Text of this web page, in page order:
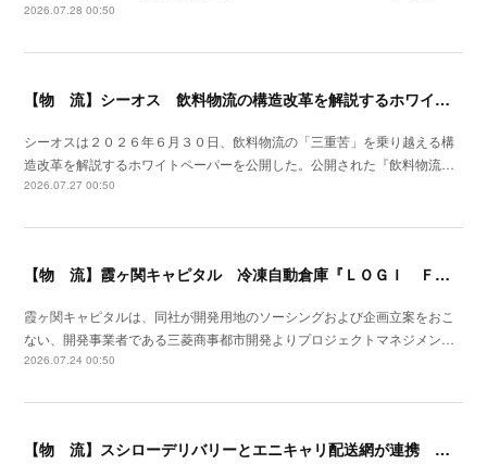
2026.07.28 00:50
【物 流】シーオス 飲料物流の構造改革を解説するホワイトペーパー公開
シーオスは２０２６年６月３０日、飲料物流の「三重苦」を乗り越える構
造改革を解説するホワイトペーパーを公開した。公開された『飲料物流…
2026.07.27 00:50
【物 流】霞ヶ関キャピタル 冷凍自動倉庫『ＬＯＧＩ ＦＬＡＧ ＴＥＣＨ 東扇島Ⅰ』竣工
霞ヶ関キャピタルは、同社が開発用地のソーシングおよび企画立案をおこ
ない、開発事業者である三菱商事都市開発よりプロジェクトマネジメン…
2026.07.24 00:50
【物 流】スシローデリバリーとエニキャリ配送網が連携 ２０２６年７月全国展開開始